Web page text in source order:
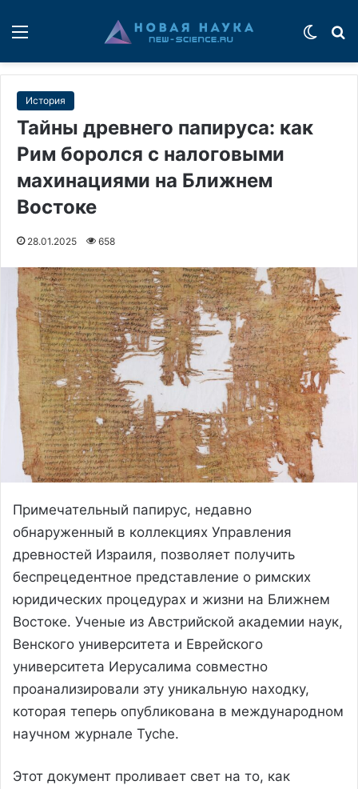
История
Тайны древнего папируса: как
Рим боролся с налоговыми
махинациями на Ближнем
Востоке
28.01.2025 658
Примечательный папирус, недавно
обнаруженный в коллекциях Управления
древностей Израиля, позволяет получить
беспрецедентное представление о римских
юридических процедурах и жизни на Ближнем
Востоке. Ученые из Австрийской академии наук,
Венского университета и Еврейского
университета Иерусалима совместно
проанализировали эту уникальную находку,
которая теперь опубликована в международном
научном журнале Tyche.
Этот документ проливает свет на то, как